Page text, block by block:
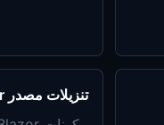
تنزيلات مصدر Blazor وأعلام الدول